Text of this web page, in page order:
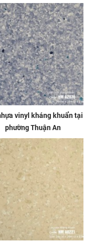
vinyl kháng khuẩn tại
phường Thuận An